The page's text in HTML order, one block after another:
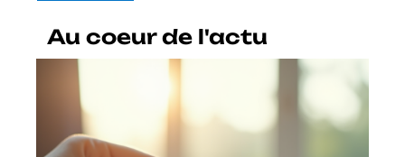
Au coeur de l'actu